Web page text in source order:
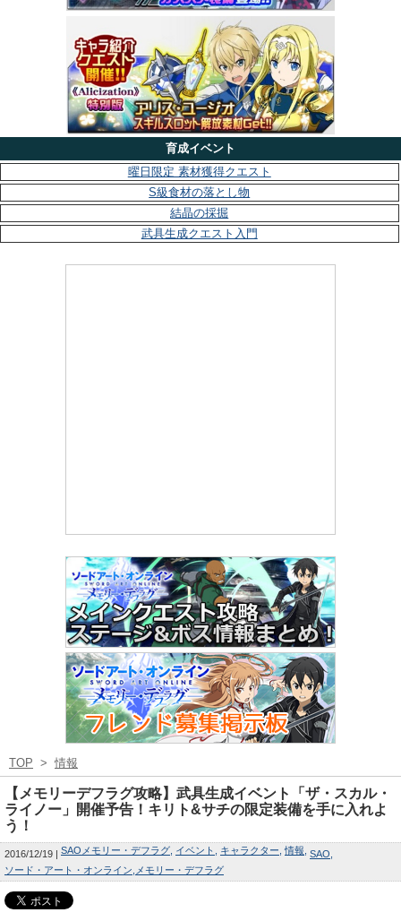
育成イベント
曜日限定 素材獲得クエスト
S級食材の落とし物
結晶の採掘
武具生成クエスト入門
TOP > 情報
【メモリーデフラグ攻略】武具生成イベント「ザ・スカル・
ライノー」開催予告！キリト&サチの限定装備を手に入れよ
う！
2016/12/19 SAOメモリー・デフラグ イベント キャラクター 情報 SAO
ソード・アート・オンライン メモリー・デフラグ